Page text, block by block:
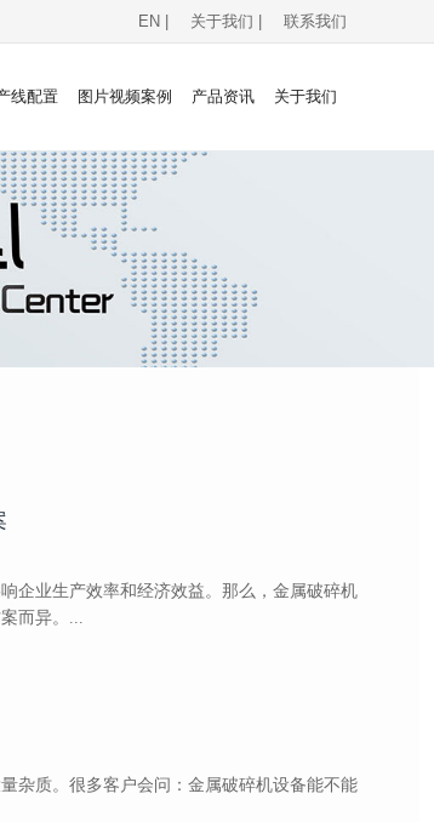
EN | 关于我们 | 联系我们
线配置 图片视频案例 产品资讯 关于我们
企业生产效率和经济效益。那么，金属破碎机
而异。...
杂质。很多客户会问：金属破碎机设备能不能